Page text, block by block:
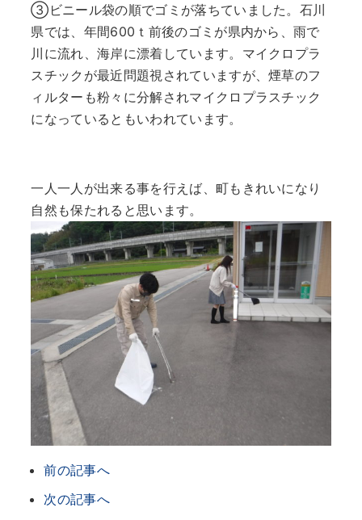
③ビニール袋の順でゴミが落ちていました。石川
県では、年間600ｔ前後のゴミが県内から、雨で
川に流れ、海岸に漂着しています。マイクロプラ
スチックが最近問題視されていますが、煙草のフ
ィルターも粉々に分解されマイクロプラスチック
になっているともいわれています。
一人一人が出来る事を行えば、町もきれいになり
自然も保たれると思います。
前の記事へ
次の記事へ